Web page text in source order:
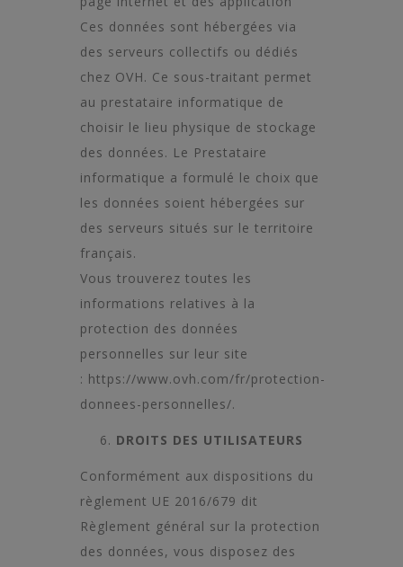
Ces données sont hébergées via
des serveurs collectifs ou dédiés
chez OVH. Ce sous-traitant permet
au prestataire informatique de
choisir le lieu physique de stockage
des données. Le Prestataire
informatique a formulé le choix que
les données soient hébergées sur
des serveurs situés sur le territoire
français.
Vous trouverez toutes les
informations relatives à la
protection des données
personnelles sur leur site
: https://www.ovh.com/fr/protection-
donnees-personnelles/.
DROITS DES UTILISATEURS
Conformément aux dispositions du
règlement UE 2016/679 dit
Règlement général sur la protection
des données, vous disposez des